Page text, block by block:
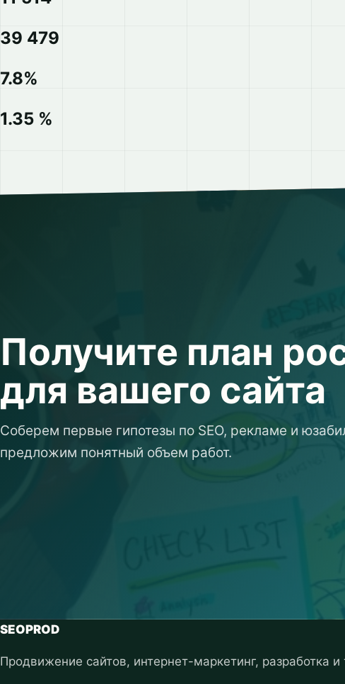
39 479
7.8%
1.35 %
Получите план
для вашего сайта
Соберем первые гипотезы по SEO, рекламе и
предложим понятный объем работ.
SEOPROD
Продвижение сайтов, интернет-маркетинг, разработка